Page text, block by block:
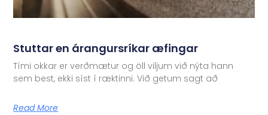
Stuttar en árangursríkar æfingar
Tími okkar er verðmætur og öll viljum við nýta hann
sem best, ekki síst í ræktinni. Við getum sagt að
Read More